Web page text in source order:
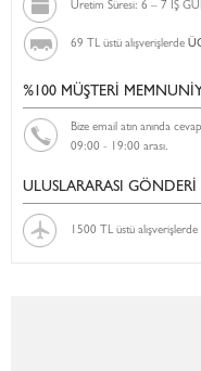
Üretim Süresi: 6 – 7 İŞ
69 TL üstü alışverişlerde
%100 MÜŞTERİ
Bize email atın anında
09:00 - 19:00 arası.
ULUSLARARASI GÖNDERİ
1500 TL üstü